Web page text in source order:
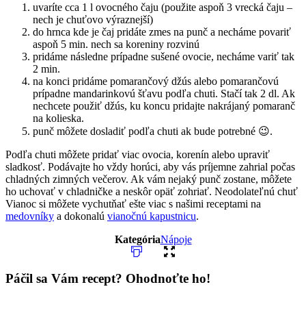
uvaríte cca 1 l ovocného čaju (použite aspoň 3 vrecká čaju –
nech je chuťovo výraznejší)
do hrnca kde je čaj pridáte zmes na punč a necháme povariť
aspoň 5 min. nech sa koreniny rozvinú
pridáme následne prípadne sušené ovocie, necháme variť tak
2 min.
na konci pridáme pomarančový džús alebo pomarančovú
prípadne mandarinkovú šťavu podľa chuti. Stačí tak 2 dl. Ak
nechcete použiť džús, ku koncu pridajte nakrájaný pomaranč
na kolieska.
punč môžete dosladiť podľa chuti ak bude potrebné 😉.
Podľa chuti môžete pridať viac ovocia, korenín alebo upraviť
sladkosť. Podávajte ho vždy horúci, aby vás príjemne zahrial počas
chladných zimných večerov. Ak vám nejaký punč zostane, môžete
ho uchovať v chladničke a neskôr opäť zohriať. Neodolateľnú chuť
Vianoc si môžete vychutňať ešte viac s našimi receptami na
medovníky a dokonalú vianočnú kapustnicu.
KategóriaNápoje
Páčil sa Vám recept? Ohodnoťte ho!